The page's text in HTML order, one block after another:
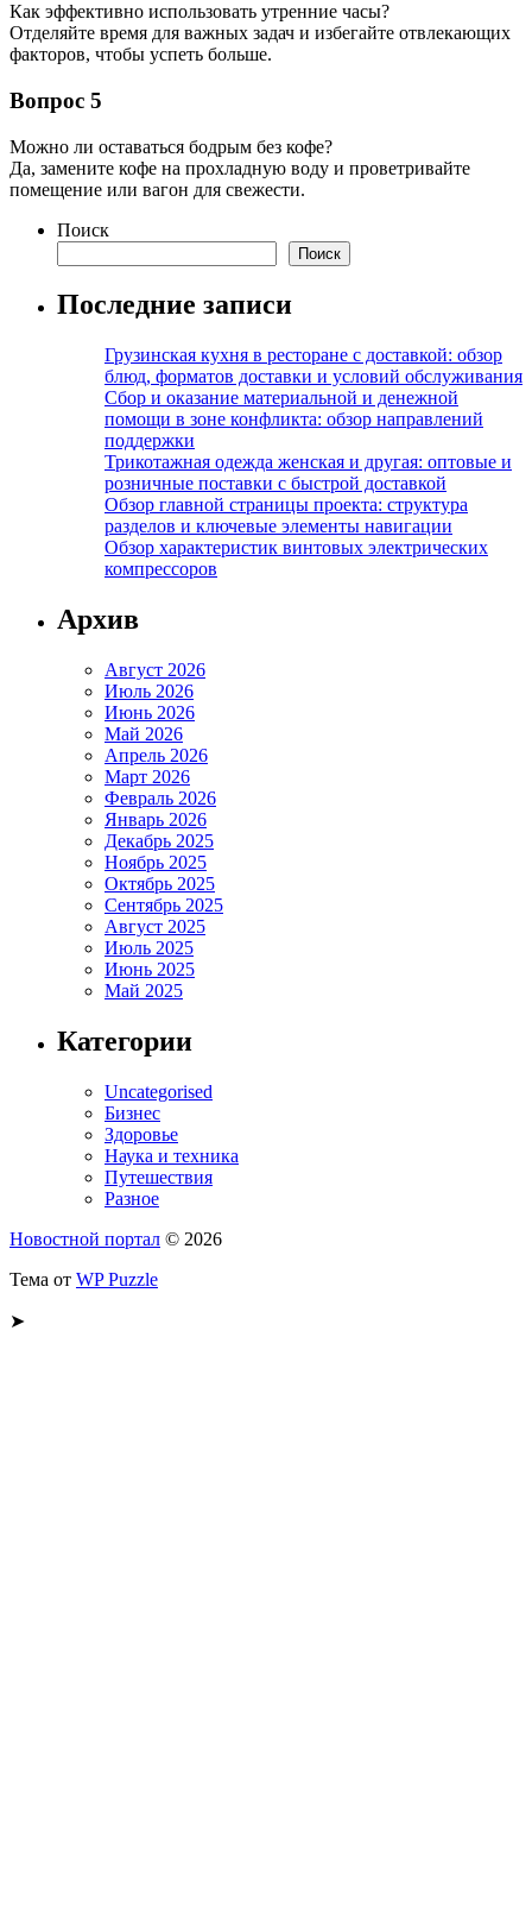
Как эффективно использовать утренние часы?
Отделяйте время для важных задач и избегайте отвлекающих
факторов, чтобы успеть больше.
Вопрос 5
Можно ли оставаться бодрым без кофе?
Да, замените кофе на прохладную воду и проветривайте
помещение или вагон для свежести.
Поиск
Поиск
Последние записи
Грузинская кухня в ресторане с доставкой: обзор
блюд, форматов доставки и условий обслуживания
Сбор и оказание материальной и денежной
помощи в зоне конфликта: обзор направлений
поддержки
Трикотажная одежда женская и другая: оптовые и
розничные поставки с быстрой доставкой
Обзор главной страницы проекта: структура
разделов и ключевые элементы навигации
Обзор характеристик винтовых электрических
компрессоров
Архив
Август 2026
Июль 2026
Июнь 2026
Май 2026
Апрель 2026
Март 2026
Февраль 2026
Январь 2026
Декабрь 2025
Ноябрь 2025
Октябрь 2025
Сентябрь 2025
Август 2025
Июль 2025
Июнь 2025
Май 2025
Категории
Uncategorised
Бизнес
Здоровье
Наука и техника
Путешествия
Разное
Новостной портал © 2026
Тема от WP Puzzle
➤